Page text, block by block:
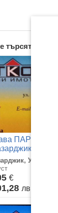
търсят също
ПАРЦЕЛ,
Устрем
€
лв